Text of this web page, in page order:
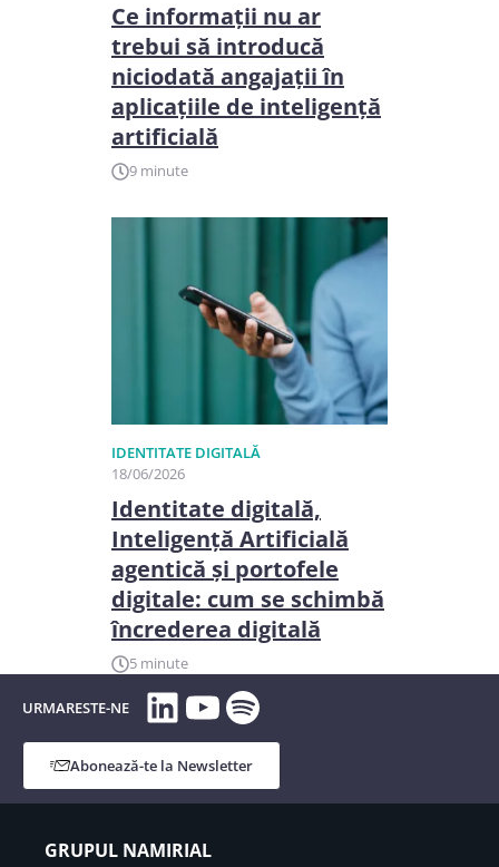
Ce informații nu ar
trebui să introducă
niciodată angajații în
aplicațiile de inteligență
artificială
9 minute
IDENTITATE DIGITALĂ
18/06/2026
Identitate digitală,
Inteligență Artificială
agentică și portofele
digitale: cum se schimbă
încrederea digitală
5 minute
URMARESTE-NE LinkedIn
YouTube
Spotify
Abonează-te la Newsletter
GRUPUL NAMIRIAL